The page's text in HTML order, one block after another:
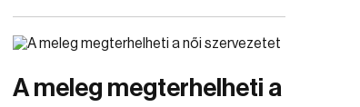
A meleg megterhelheti a